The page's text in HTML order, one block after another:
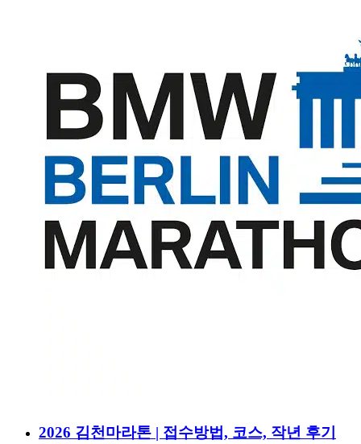
2026 김천마라톤 | 접수방법, 코스, 작년 후기